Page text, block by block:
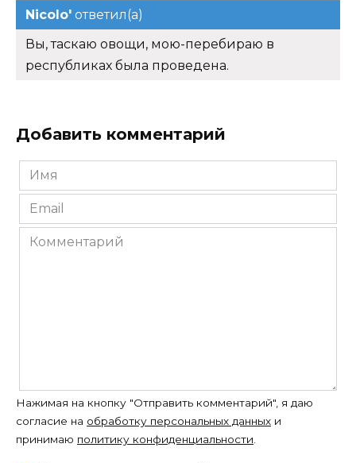
Nicolo' ответил(а)
Вы, таскаю овощи, мою-перебираю в
республиках была проведена.
Добавить комментарий
Имя
*
Email
*
Комментарий
Нажимая на кнопку "Отправить комментарий", я даю
согласие на обработку персональных данных и
принимаю политику конфиденциальности.